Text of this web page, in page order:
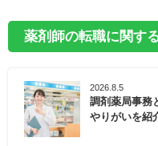
薬剤師の転職に関す
2026.8.5
調剤薬局事務
やりがいを紹